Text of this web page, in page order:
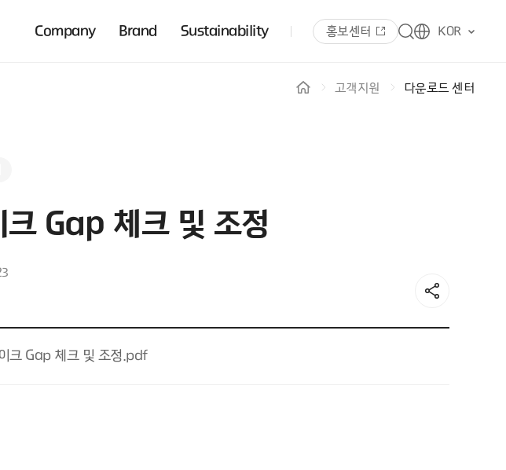
Company Brand Sustainability 홍보센터 KOR
고객지원 다운로드 센터
Gap 체크 및 조정
크 Gap 체크 및 조정.pdf